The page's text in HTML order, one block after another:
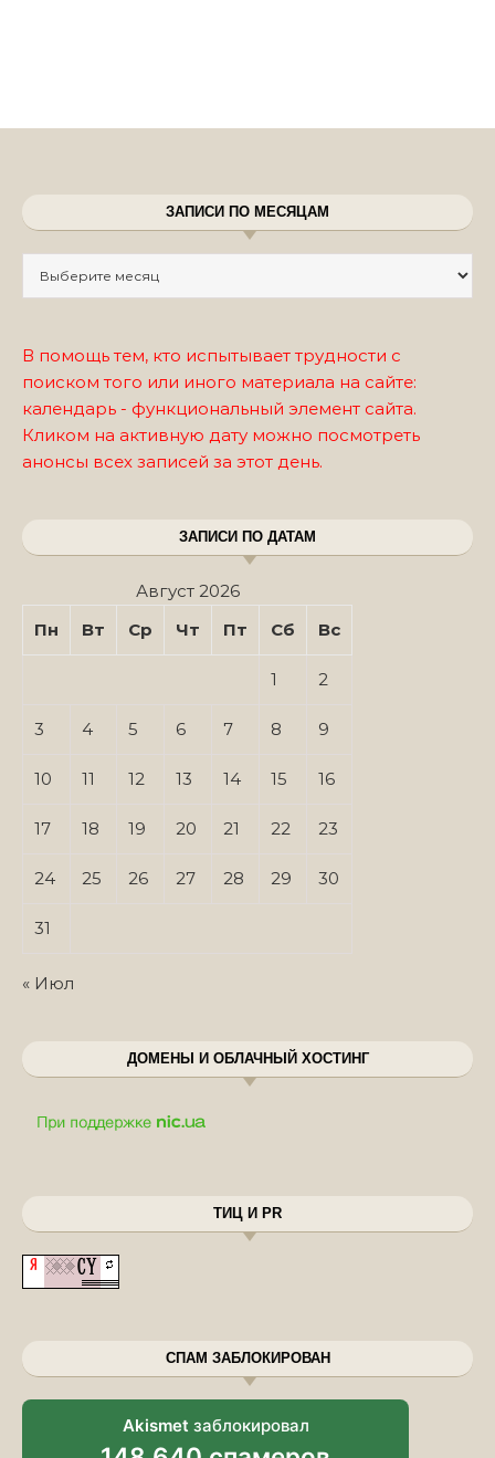
ЗАПИСИ ПО МЕСЯЦАМ
В помощь тем, кто испытывает трудности с
поиском того или иного материала на сайте:
календарь - функциональный элемент сайта.
Кликом на активную дату можно посмотреть
анонсы всех записей за этот день.
ЗАПИСИ ПО ДАТАМ
Август 2026
Пн
Вт Ср Чт Пт Сб Вс
1 2
3 4 5 6 7 8 9
10 11 12 13 14 15 16
17 18 19 20 21 22 23
24 25 26 27 28 29 30
31
« Июл
ДОМЕНЫ И ОБЛАЧНЫЙ ХОСТИНГ
ТИЦ И PR
СПАМ ЗАБЛОКИРОВАН
Akismet заблокировал